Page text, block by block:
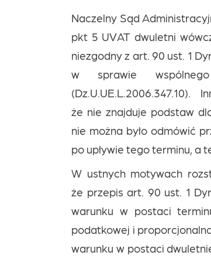
Naczelny Sąd
pkt 5 UVAT dwuletni
niezgodny z art. 90 ust. 1
w sprawie
że nie znajduje podstaw
nie można było odmówić
po upływie tego terminu, a
W ustnych motywach
że przepis art. 90 ust. 1
warunku w postaci
podatkowej i
warunku w postaci